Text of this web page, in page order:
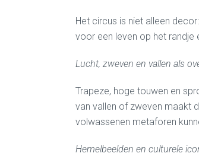
Het circus is niet alleen
voor een leven op het randje
Lucht, zweven en vallen als
Trapeze, hoge touwen en
van vallen of zweven maakt
volwassenen metaforen
Hemelbeelden en culturele